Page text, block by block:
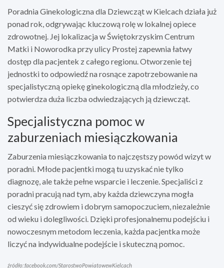
Poradnia Ginekologiczna dla Dziewcząt w Kielcach działa już
ponad rok, odgrywając kluczową rolę w lokalnej opiece
zdrowotnej. Jej lokalizacja w Świętokrzyskim Centrum
Matki i Noworodka przy ulicy Prostej zapewnia łatwy
dostęp dla pacjentek z całego regionu. Otworzenie tej
jednostki to odpowiedź na rosnące zapotrzebowanie na
specjalistyczną opiekę ginekologiczną dla młodzieży, co
potwierdza duża liczba odwiedzających ją dziewcząt.
Specjalistyczna pomoc w
zaburzeniach miesiączkowania
Zaburzenia miesiączkowania to najczęstszy powód wizyt w
poradni. Młode pacjentki mogą tu uzyskać nie tylko
diagnozę, ale także pełne wsparcie i leczenie. Specjaliści z
poradni pracują nad tym, aby każda dziewczyna mogła
cieszyć się zdrowiem i dobrym samopoczuciem, niezależnie
od wieku i dolegliwości. Dzięki profesjonalnemu podejściu i
nowoczesnym metodom leczenia, każda pacjentka może
liczyć na indywidualne podejście i skuteczną pomoc.
źródło: facebook.com/StarostwoPowiatowewKielcach